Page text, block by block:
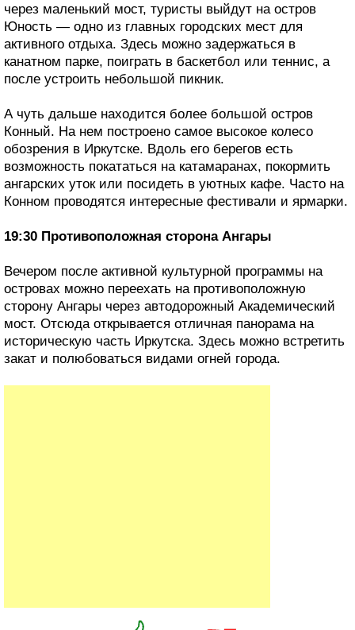
через маленький мост, туристы выйдут на остров
Юность — одно из главных городских мест для
активного отдыха. Здесь можно задержаться в
канатном парке, поиграть в баскетбол или теннис, а
после устроить небольшой пикник.
А чуть дальше находится более большой остров
Конный. На нем построено самое высокое колесо
обозрения в Иркутске. Вдоль его берегов есть
возможность покататься на катамаранах, покормить
ангарских уток или посидеть в уютных кафе. Часто на
Конном проводятся интересные фестивали и ярмарки.
19:30 Противоположная сторона Ангары
Вечером после активной культурной программы на
островах можно переехать на противоположную
сторону Ангары через автодорожный Академический
мост. Отсюда открывается отличная панорама на
историческую часть Иркутска. Здесь можно встретить
закат и полюбоваться видами огней города.